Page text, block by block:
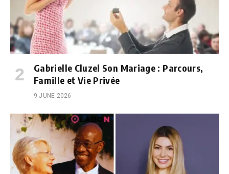
Gabrielle Cluzel Son Mariage : Parcours,
Famille et Vie Privée
9 JUNE 2026